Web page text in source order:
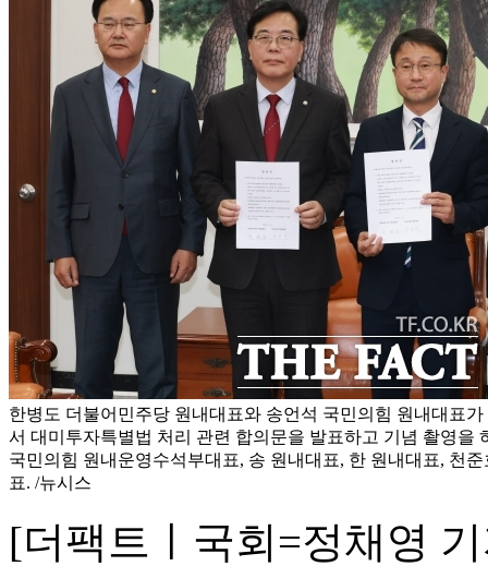
한병도 더불어민주당 원내대표와 송언석 국민의힘 원내대표
서 대미투자특별법 처리 관련 합의문을 발표하고 기념 촬영을
국민의힘 원내운영수석부대표, 송 원내대표, 한 원내대표, 천
표. /뉴시스
[더팩트ㅣ국회=정채영